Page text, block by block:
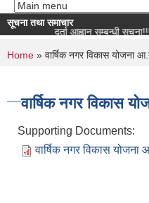
सूचना तथा समाचार
सूची दर्ता आह्वान सम्बन्धी सूचना!!!!!!!!!!
You are here
Home » वार्षिक नगर विकास योजना
वार्षिक नगर विकास
Supporting Documents:
वार्षिक नगर विकास